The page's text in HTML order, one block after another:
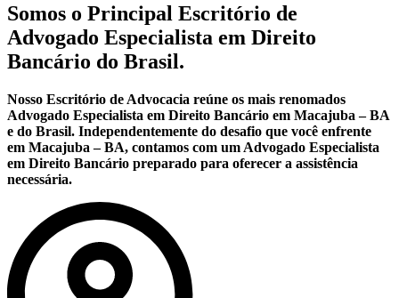
Somos o Principal Escritório de
Advogado Especialista em Direito
Bancário do Brasil.
Nosso Escritório de Advocacia reúne os mais renomados
Advogado Especialista em Direito Bancário em Macajuba – BA
e do Brasil. Independentemente do desafio que você enfrente
em Macajuba – BA, contamos com um Advogado Especialista
em Direito Bancário preparado para oferecer a assistência
necessária.